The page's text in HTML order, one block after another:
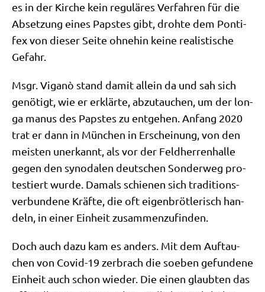
es in der Kir­che kein regu­lä­res Ver­fah­ren für die
Abset­zung eines Pap­stes gibt, droh­te dem Pon­ti­
fex von die­ser Sei­te ohne­hin kei­ne rea­li­sti­sche
Gefahr.
Msgr. Viganò stand damit allein da und sah sich
genö­tigt, wie er erklär­te, abzu­tau­chen, um der lon­
ga manus des Pap­stes zu ent­ge­hen. Anfang 2020
trat er dann in Mün­chen in Erschei­nung, von den
mei­sten uner­kannt, als vor der Feld­her­ren­hal­le
gegen den syn­oda­len deut­schen Son­der­weg pro­
te­stiert wur­de. Damals schie­nen sich tra­di­ti­ons­
ver­bun­de­ne Kräf­te, die oft eigen­bröt­le­risch han­
deln, in einer Ein­heit zusammenzufinden.
Doch auch dazu kam es anders. Mit dem Auf­tau­
chen von Covid-19 zer­brach die soeben gefun­de­ne
Ein­heit auch schon wie­der. Die einen glaub­ten das